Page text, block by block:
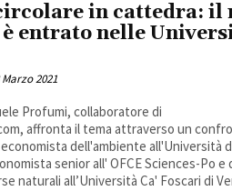
in cattedra: il
entrato nelle
Marzo 2021
Profumi, collaboratore di
affronta il tema attraverso un
dell'ambiente all'Università
senior all' OFCE Sciences-Po e
naturali all’Università Ca' Foscari di